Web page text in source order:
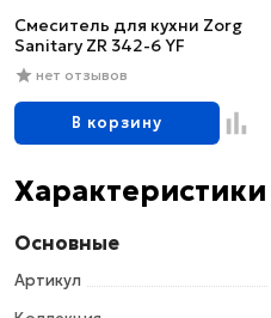
Смеситель для кухни Zorg
Sanitary ZR 342-6 YF
нет отзывов
В корзину
Характеристики
Основные
Артикул